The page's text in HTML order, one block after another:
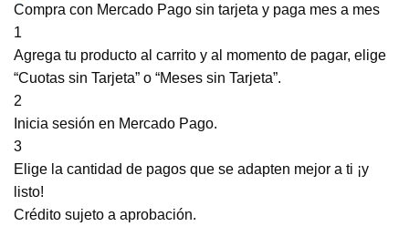
Compra con Mercado Pago sin tarjeta y paga mes a mes
1
Agrega tu producto al carrito y al momento de pagar, elige
“Cuotas sin Tarjeta” o “Meses sin Tarjeta”.
2
Inicia sesión en Mercado Pago.
3
Elige la cantidad de pagos que se adapten mejor a ti ¡y
listo!
Crédito sujeto a aprobación.